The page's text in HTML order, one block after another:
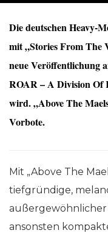
Die deutschen Heavy-
mit „Stories From The
neue Veröffentlichung
ROAR – A Division Of
wird. „Above The
Vorbote.
Mit „Above The
tiefgründige,
ansonsten